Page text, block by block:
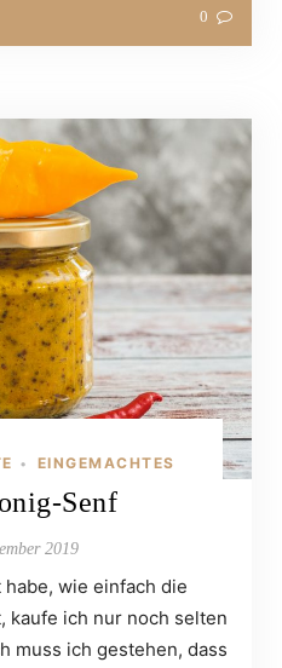
0
• EINGEMACHTES
Senf
2019
wie einfach die
kaufe ich nur noch selten
muss ich gestehen, dass